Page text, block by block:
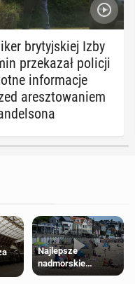
bry­tyj­skiej Izby
prze­ka­zał policji
in­for­ma­cje
aresz­to­wa­niem
Najlepsze
nadmorskie
miasteczko blisko